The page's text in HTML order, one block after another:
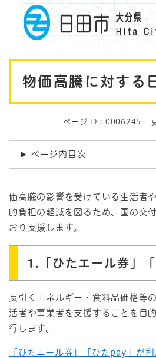
メニューを飛ばし
物価高騰に対する
ページID：0006245
ページ内目次
価高騰の影響を受けている生活者
的負担の軽減を図るため、国の交
おり支援します。
1.「ひたエール券」「
長引くエネルギー・食料品価格等
活者や事業者を支援することを目
行します。
「ひたエール券」「ひたpay」が利